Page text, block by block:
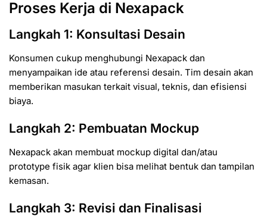
Proses Kerja di Nexapack
Langkah 1: Konsultasi Desain
Konsumen cukup menghubungi Nexapack dan
menyampaikan ide atau referensi desain. Tim desain akan
memberikan masukan terkait visual, teknis, dan efisiensi
biaya.
Langkah 2: Pembuatan Mockup
Nexapack akan membuat mockup digital dan/atau
prototype fisik agar klien bisa melihat bentuk dan tampilan
kemasan.
Langkah 3: Revisi dan Finalisasi